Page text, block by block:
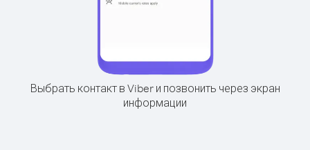
Выбрать контакт в Viber и позвонить через экран
информации